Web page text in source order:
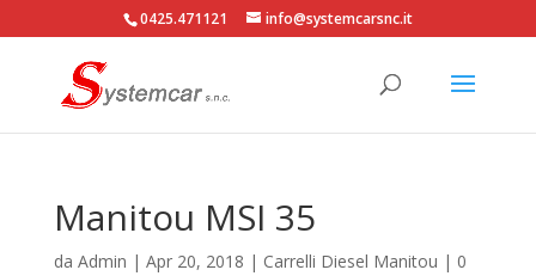
0425.471121 info@systemcarsnc.it
Manitou MSI 35
da Admin | Apr 20, 2018 | Carrelli Diesel Manitou | 0